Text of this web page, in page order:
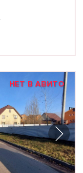
НЕТ В АВИТО